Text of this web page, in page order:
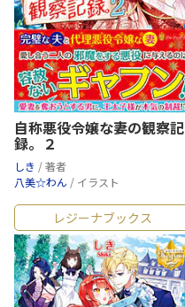
自称悪役令嬢な妻の観察記
録。２
しき / 著者
八美☆わん / イラスト
レジーナブックス